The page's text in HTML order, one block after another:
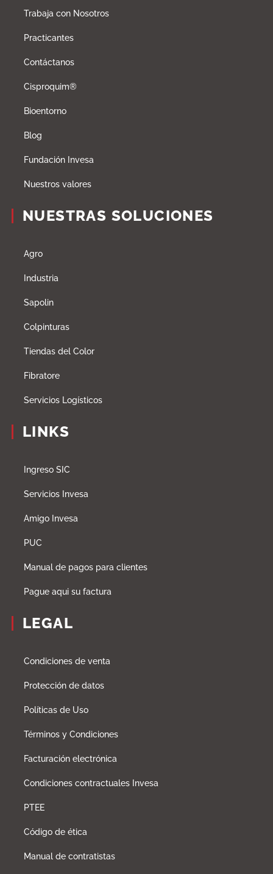
Trabaja con Nosotros
Practicantes
Contáctanos
Cisproquim®
Bioentorno
Blog
Fundación Invesa
Nuestros valores
NUESTRAS SOLUCIONES
Agro
Industria
Sapolin
Colpinturas
Tiendas del Color
Fibratore
Servicios Logísticos
LINKS
Ingreso SIC
Servicios Invesa
Amigo Invesa
PUC
Manual de pagos para clientes
Pague aqui su factura
LEGAL
Condiciones de venta
Protección de datos
Políticas de Uso
Términos y Condiciones
Facturación electrónica
Condiciones contractuales Invesa
PTEE
Código de ética
Manual de contratistas